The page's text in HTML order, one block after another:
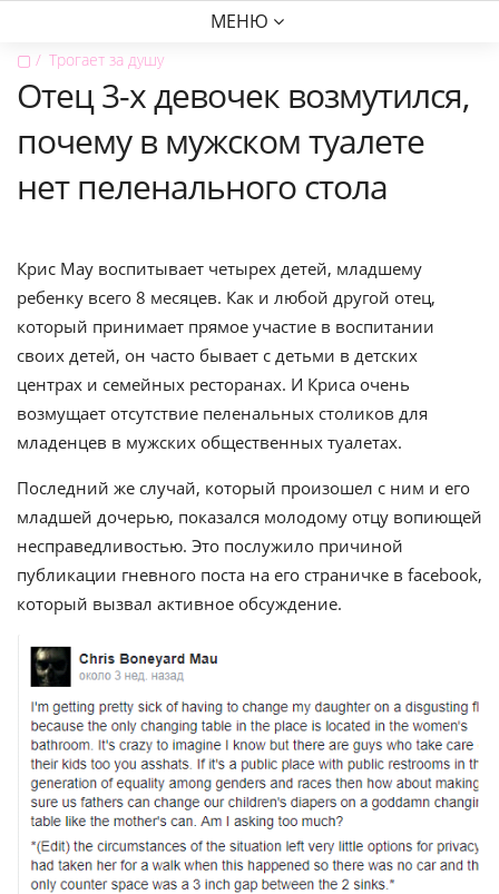
МЕНЮ
▢ Трогает за душу
Отец 3-х девочек возмутился,
почему в мужском туалете
нет пеленального стола
Крис Мау воспитывает четырех детей, младшему
ребенку всего 8 месяцев. Как и любой другой отец,
который принимает прямое участие в воспитании
своих детей, он часто бывает с детьми в детских
центрах и семейных ресторанах. И Криса очень
возмущает отсутствие пеленальных столиков для
младенцев в мужских общественных туалетах.
Последний же случай, который произошел с ним и его
младшей дочерью, показался молодому отцу вопиющей
несправедливостью. Это послужило причиной
публикации гневного поста на его страничке в facebook,
который вызвал активное обсуждение.